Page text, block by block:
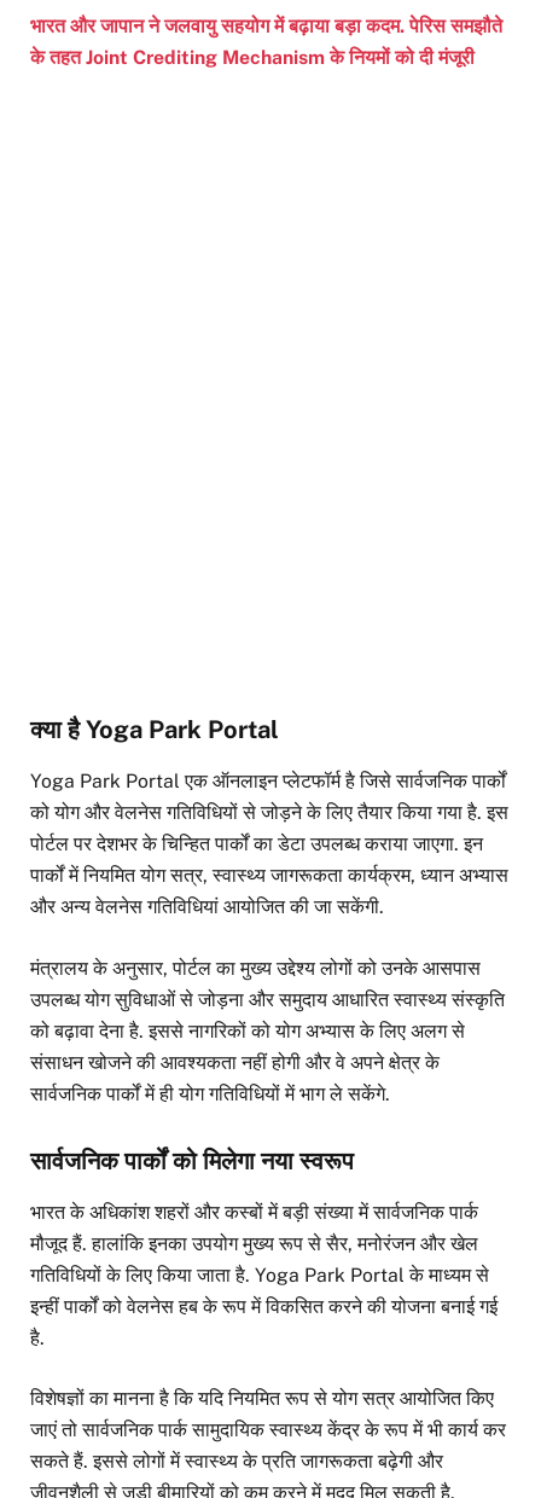
भारत और जापान ने जलवायु सहयोग में बढ़ाया बड़ा कदम. पेरिस समझौते
के तहत Joint Crediting Mechanism के नियमों को दी मंजूरी
क्या है Yoga Park Portal
Yoga Park Portal एक ऑनलाइन प्लेटफॉर्म है जिसे सार्वजनिक पार्कों
को योग और वेलनेस गतिविधियों से जोड़ने के लिए तैयार किया गया है. इस
पोर्टल पर देशभर के चिन्हित पार्कों का डेटा उपलब्ध कराया जाएगा. इन
पार्कों में नियमित योग सत्र, स्वास्थ्य जागरूकता कार्यक्रम, ध्यान अभ्यास
और अन्य वेलनेस गतिविधियां आयोजित की जा सकेंगी.
मंत्रालय के अनुसार, पोर्टल का मुख्य उद्देश्य लोगों को उनके आसपास
उपलब्ध योग सुविधाओं से जोड़ना और समुदाय आधारित स्वास्थ्य संस्कृति
को बढ़ावा देना है. इससे नागरिकों को योग अभ्यास के लिए अलग से
संसाधन खोजने की आवश्यकता नहीं होगी और वे अपने क्षेत्र के
सार्वजनिक पार्कों में ही योग गतिविधियों में भाग ले सकेंगे.
सार्वजनिक पार्कों को मिलेगा नया स्वरूप
भारत के अधिकांश शहरों और कस्बों में बड़ी संख्या में सार्वजनिक पार्क
मौजूद हैं. हालांकि इनका उपयोग मुख्य रूप से सैर, मनोरंजन और खेल
गतिविधियों के लिए किया जाता है. Yoga Park Portal के माध्यम से
इन्हीं पार्कों को वेलनेस हब के रूप में विकसित करने की योजना बनाई गई
है.
विशेषज्ञों का मानना है कि यदि नियमित रूप से योग सत्र आयोजित किए
जाएं तो सार्वजनिक पार्क सामुदायिक स्वास्थ्य केंद्र के रूप में भी कार्य कर
सकते हैं. इससे लोगों में स्वास्थ्य के प्रति जागरूकता बढ़ेगी और
जीवनशैली से जुड़ी बीमारियों को कम करने में मदद मिल सकती है.